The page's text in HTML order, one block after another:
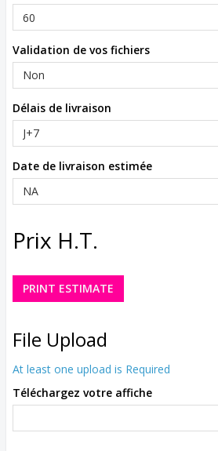
Validation de vos fichiers
Délais de livraison
Date de livraison estimée
Prix H.T.
PRINT ESTIMATE
File Upload
At least one upload is Required
Téléchargez votre affiche